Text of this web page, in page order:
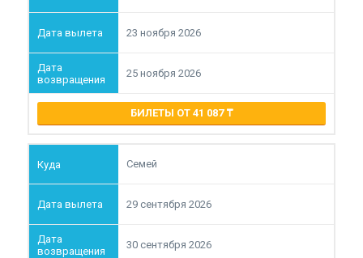
23 ноября 2026
25 ноября 2026
БИЛЕТЫ ОТ 41 087
Семей
29 сентября 2026
30 сентября 2026